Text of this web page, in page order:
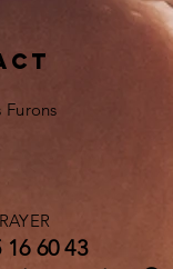
Furons
16 60 43